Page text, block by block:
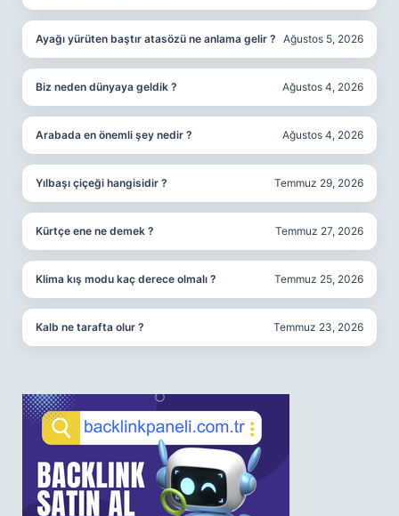
Ayağı yürüten baştır atasözü ne anlama gelir ? Ağustos 5, 2026
Biz neden dünyaya geldik ? Ağustos 4, 2026
Arabada en önemli şey nedir ? Ağustos 4, 2026
Yılbaşı çiçeği hangisidir ? Temmuz 29, 2026
Kürtçe ene ne demek ? Temmuz 27, 2026
Klima kış modu kaç derece olmalı ? Temmuz 25, 2026
Kalb ne tarafta olur ? Temmuz 23, 2026